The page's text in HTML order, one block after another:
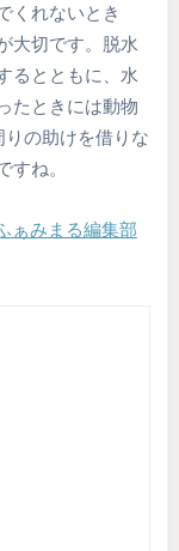
くれないとき
大切です。脱水
るとともに、水
たときには動物
の助けを借りな
ね。
ぁみまる編集部